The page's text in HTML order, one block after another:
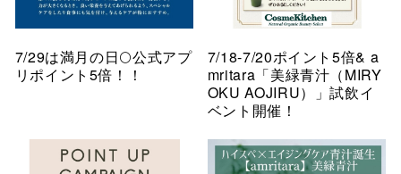
7/29は満月の日🌕公式アプ
リポイント5倍！！
7/18-7/20ポイント5倍& a
mritara「美緑青汁（MIRY
OKU AOJIRU）」試飲イ
ベント開催！